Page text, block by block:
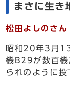
まさに生き
松田よしのさん
昭和20年3月
機B29が数百
られのように投